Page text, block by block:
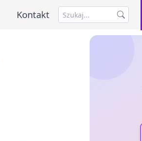
Kontakt